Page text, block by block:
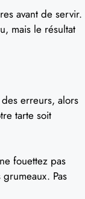
avant de servir.
mais le résultat
erreurs, alors
tarte soit
fouettez pas
Pas